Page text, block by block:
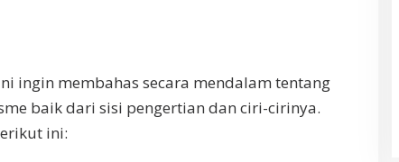
ingin membahas secara mendalam tentang
baik dari sisi pengertian dan ciri-cirinya.
ini: